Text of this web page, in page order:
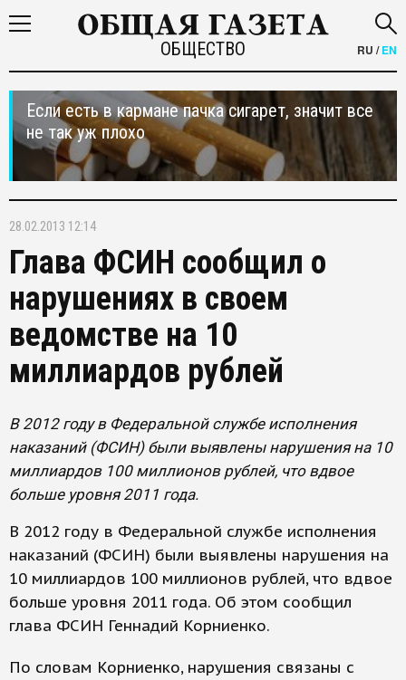
ОБЩЕСТВО RU /EN
Если есть в кармане пачка сигарет, значит все
не так уж плохо
28.02.2013 12:14
Глава ФСИН сообщил о
нарушениях в своем
ведомстве на 10
миллиардов рублей
В 2012 году в Федеральной службе исполнения
наказаний (ФСИН) были выявлены нарушения на 10
миллиардов 100 миллионов рублей, что вдвое
больше уровня 2011 года.
В 2012 году в Федеральной службе исполнения
наказаний (ФСИН) были выявлены нарушения на
10 миллиардов 100 миллионов рублей, что вдвое
больше уровня 2011 года. Об этом сообщил
глава ФСИН Геннадий Корниенко.
По словам Корниенко, нарушения связаны с